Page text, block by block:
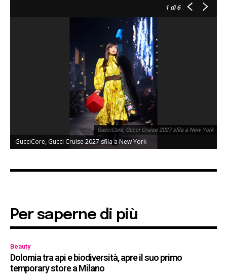
1 di 6
GucciCore, Gucci Cruise 2027 sfila a New York
GucciCore, Gucci Cruise 2027 sfila a New York
Per saperne di più
Beauty
Dolomia tra api e biodiversità, apre il suo primo
temporary store a Milano